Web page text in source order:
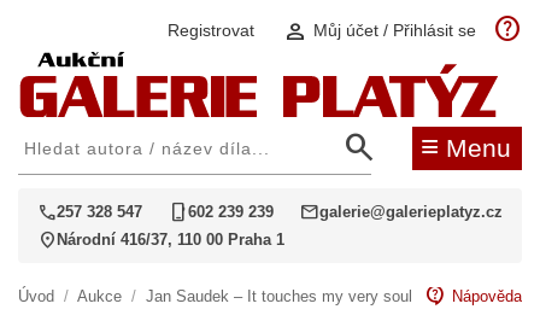
Registrovat person Můj účet / Přihlásit se help
search ≡ Menu
call257 328 547 phone_iphone602 239 239 mailgalerie@galerieplatyz.cz
location_on Národní 416/37, 110 00 Praha 1
Úvod / Aukce / Jan Saudek – It touches my very soul contact_support Nápověda